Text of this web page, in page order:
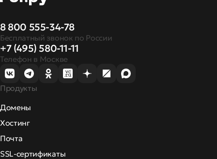
8 800 555-34-78
Бесплатный звонок по России
+7 (495) 580-11-11
Телефон в Москве
Продукты
Домены
Хостинг
Почта
SSL-сертификаты